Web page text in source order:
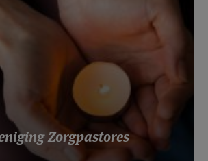
Zorgpastores